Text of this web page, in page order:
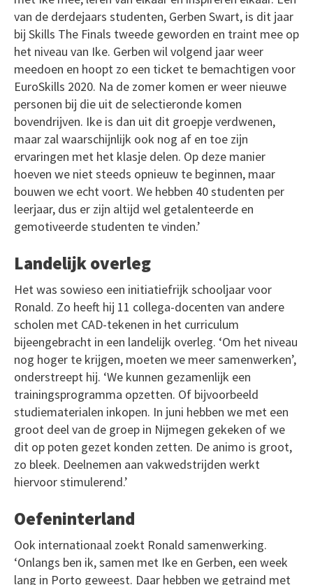
van de derdejaars studenten, Gerben Swart, is dit jaar
bij Skills The Finals tweede geworden en traint mee op
het niveau van Ike. Gerben wil volgend jaar weer
meedoen en hoopt zo een ticket te bemachtigen voor
EuroSkills 2020. Na de zomer komen er weer nieuwe
personen bij die uit de selectieronde komen
bovendrijven. Ike is dan uit dit groepje verdwenen,
maar zal waarschijnlijk ook nog af en toe zijn
ervaringen met het klasje delen. Op deze manier
hoeven we niet steeds opnieuw te beginnen, maar
bouwen we echt voort. We hebben 40 studenten per
leerjaar, dus er zijn altijd wel getalenteerde en
gemotiveerde studenten te vinden.’
Landelijk overleg
Het was sowieso een initiatiefrijk schooljaar voor
Ronald. Zo heeft hij 11 collega-docenten van andere
scholen met CAD-tekenen in het curriculum
bijeengebracht in een landelijk overleg. ‘Om het niveau
nog hoger te krijgen, moeten we meer samenwerken’,
onderstreept hij. ‘We kunnen gezamenlijk een
trainingsprogramma opzetten. Of bijvoorbeeld
studiematerialen inkopen. In juni hebben we met een
groot deel van de groep in Nijmegen gekeken of we
dit op poten gezet konden zetten. De animo is groot,
zo bleek. Deelnemen aan vakwedstrijden werkt
hiervoor stimulerend.’
Oefeninterland
Ook internationaal zoekt Ronald samenwerking.
‘Onlangs ben ik, samen met Ike en Gerben, een week
lang in Porto geweest. Daar hebben we getraind met